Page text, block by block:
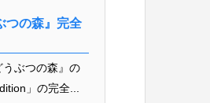
つの森』完全
ぶつの森』の
」の完全...